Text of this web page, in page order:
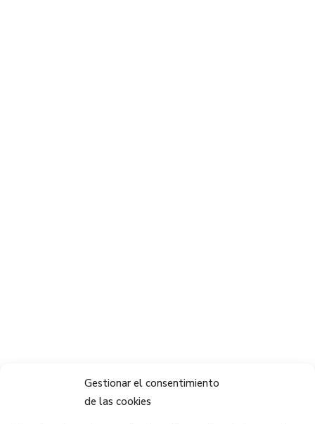
Gestionar el consentimiento
de las cookies